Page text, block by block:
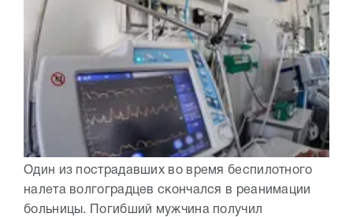
Один из пострадавших во время беспилотного
налета волгоградцев скончался в реанимации
больницы. Погибший мужчина получил